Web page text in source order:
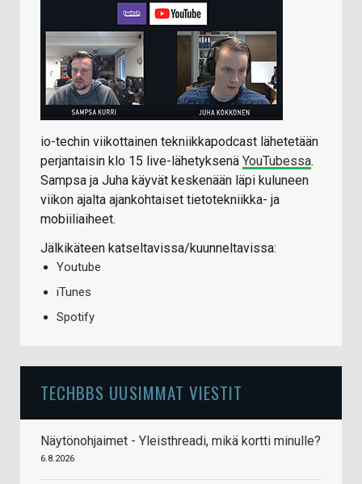
io-techin viikottainen tekniikkapodcast lähetetään
perjantaisin klo 15 live-lähetyksenä YouTubessa.
Sampsa ja Juha käyvät keskenään läpi kuluneen
viikon ajalta ajankohtaiset tietotekniikka- ja
mobiiliaiheet.
Jälkikäteen katseltavissa/kuunneltavissa:
Youtube
iTunes
Spotify
TECHBBS UUSIMMAT VIESTIT
Näytönohjaimet - Yleisthreadi, mikä kortti minulle?
6.8.2026